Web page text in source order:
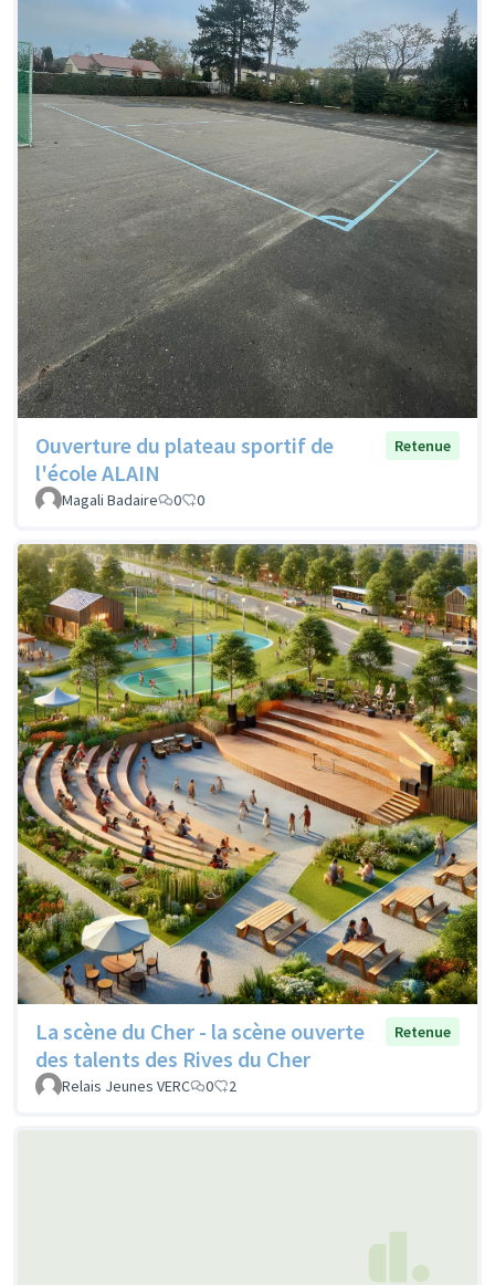
Ouverture du plateau sportif de
l'école ALAIN
Retenue
Magali Badaire 0 0
La scène du Cher - la scène ouverte
des talents des Rives du Cher
Retenue
Relais Jeunes VERC 0 2